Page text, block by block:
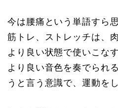
今は腰痛という単語すら
筋トレ、ストレッチは、
より良い状態で使いこな
より良い音色を奏でられ
うと言う意識で、運動を